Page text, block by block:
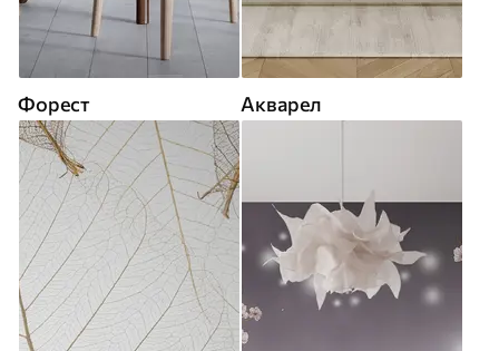
Форест Акварел